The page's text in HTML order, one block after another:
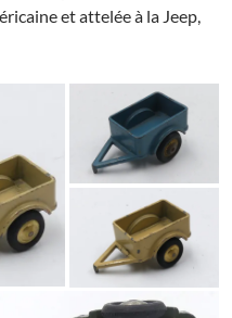
et attelée à la Jeep,